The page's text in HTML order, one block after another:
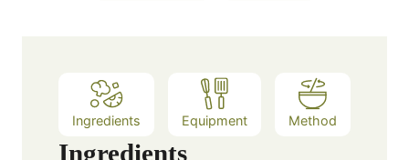
Ingredients Equipment Method
Ingredients